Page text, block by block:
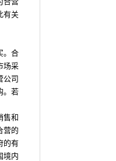
有关
。合
场采
公司
。若
售和
营的
的有
境内